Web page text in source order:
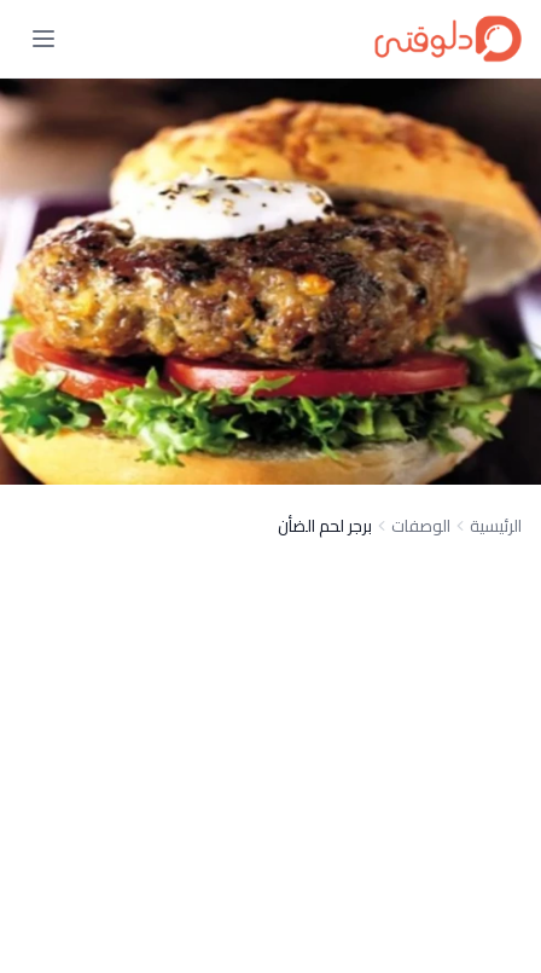
الرئيسية الوصفات برجر لحم الضأن